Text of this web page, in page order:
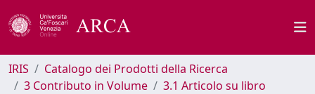
IRIS
Catalogo dei Prodotti della Ricerca
3 Contributo in Volume
3.1 Articolo su libro